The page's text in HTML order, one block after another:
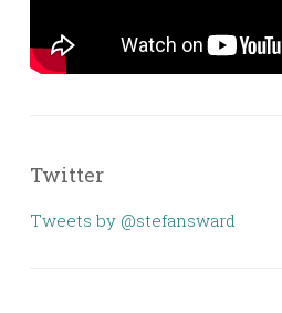
Twitter
Tweets by @stefansward